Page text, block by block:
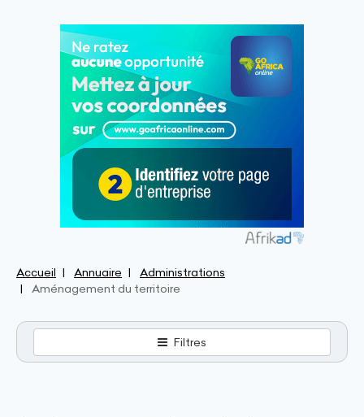
Accueil Annuaire
Administrations
Aménagement du territoire
Filtres